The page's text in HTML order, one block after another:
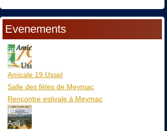
Evenements
08
Aoû
Amicale 19 Ussel
Salle des fêtes de Meymac
Rencontre estivale à Meymac
10
Aoû